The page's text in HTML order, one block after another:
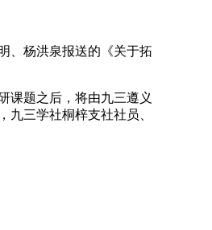
、杨洪泉报送的《关于拓
课题之后，将由九三遵义
三学社桐梓支社社员、